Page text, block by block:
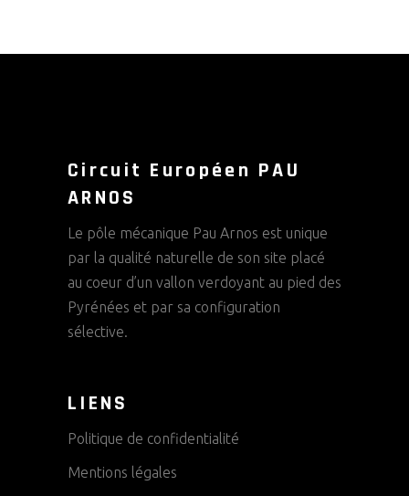
Circuit Européen PAU
ARNOS
Le pôle mécanique Pau Arnos est unique
par la qualité naturelle de son site placé
au coeur d’un vallon verdoyant au pied des
Pyrénées et par sa configuration
sélective.
LIENS
Politique de confidentialité
Mentions légales